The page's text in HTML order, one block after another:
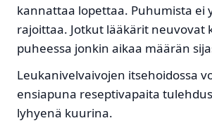
kannattaa lopettaa. Puhumista ei
rajoittaa. Jotkut lääkärit neuvovat
puheessa jonkin aikaa määrän
Leukanivelvaivojen itsehoidossa
ensiapuna reseptivapaita
lyhyenä kuurina.